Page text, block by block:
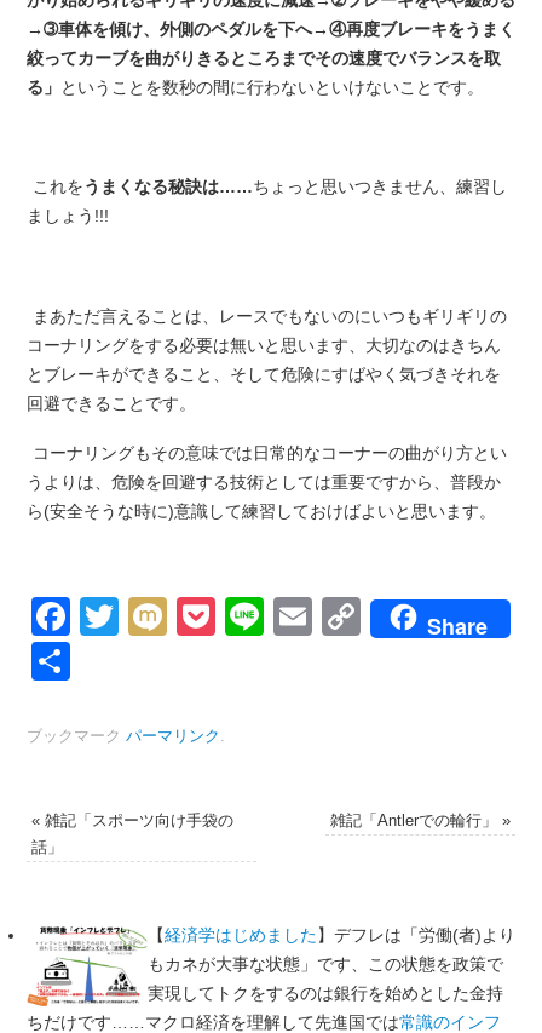
→➂車体を傾け、外側のペダルを下へ→④再度ブレーキをうまく
絞ってカーブを曲がりきるところまでその速度でバランスを取
る」 ということを数秒の間に行わないといけないことです。
これをうまくなる秘訣は……ちょっと思いつきません、練習し
ましょう!!!
まあただ言えることは、レースでもないのにいつもギリギリの
コーナリングをする必要は無いと思います、大切なのはきちん
とブレーキができること、そして危険にすばやく気づきそれを
回避できることです。
コーナリングもその意味では日常的なコーナーの曲がり方とい
うよりは、危険を回避する技術としては重要ですから、普段か
ら(安全そうな時に)意識して練習しておけばよいと思います。
Facebook
Twitter
MixiPocket
LineEmail
CopyShare
共
ブックマーク パーマリンク
«雑記「スポーツ向け手袋の
話」
雑記「Antlerでの輪行」»
【経済学はじめました】デフレは「労働(者)より
もカネが大事な状態」です、この状態を政策で
実現してトクをするのは銀行を始めとした金持
ちだけです……マクロ経済を理解して先進国では常識のインフ